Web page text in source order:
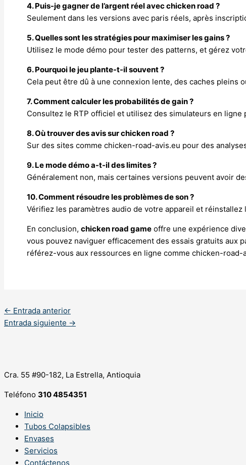
4. Puis-je gagner de l’argent réel avec chicken road ?
Seulement dans les versions avec paris réels, après
5. Quelles sont les stratégies pour maximiser les gains ?
Utilisez le mode démo pour tester des patterns, et gérez
6. Pourquoi le jeu plante-t-il souvent ?
Cela peut être dû à une connexion lente, des caches pleins
7. Comment calculer les probabilités de gain ?
Consultez le RTP officiel et utilisez des simulateurs en ligne
8. Où trouver des avis sur chicken road ?
Sur des sites comme chicken-road-avis.eu pour des
9. Le mode démo a-t-il des limites ?
Généralement non, mais certaines versions peuvent avoir
10. Comment résoudre les problèmes de son ?
Vérifiez les paramètres audio de votre appareil et réinstallez
En conclusion, chicken road game offre une expérience
vous pouvez naviguer efficacement des essais gratuits aux
référez-vous aux ressources en ligne comme chicken-road-
← Entrada anterior
Entrada siguiente →
Cra. 55 #90-182, La Estrella, Antioquia
Teléfono 310 4854351
Inicio
Tubos Colapsibles
Envases
Servicios
Contáctenos